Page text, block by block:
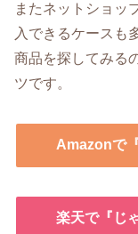
またネットショッ
入できるケースも
商品を探してみる
ツです。
Amazonで
楽天で『じ